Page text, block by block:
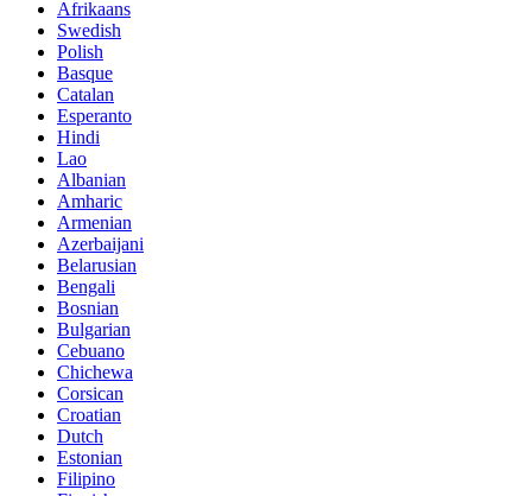
Afrikaans
Swedish
Polish
Basque
Catalan
Esperanto
Hindi
Lao
Albanian
Amharic
Armenian
Azerbaijani
Belarusian
Bengali
Bosnian
Bulgarian
Cebuano
Chichewa
Corsican
Croatian
Dutch
Estonian
Filipino